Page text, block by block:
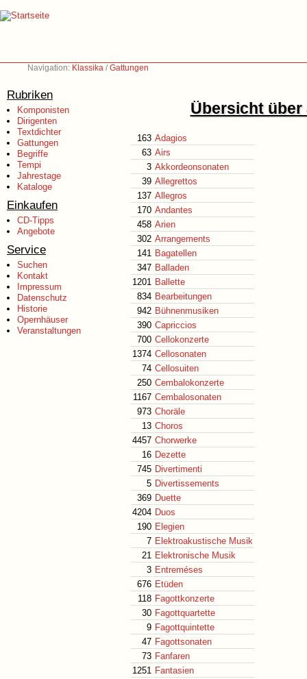
Navigation: Klassika /Gattungen
Rubriken
Komponisten
Dirigenten
Textdichter
Gattungen
Begriffe
Tempi
Jahrestage
Kataloge
Einkaufen
CD-Tipps
Angebote
Service
Suchen
Kontakt
Impressum
Datenschutz
Historie
Opernhäuser
Veranstaltungen
Übersicht
163 Adagios
63 Airs
3 Akkordeonsonaten
39 Allegrettos
137 Allegros
170 Andantes
458 Arien
302 Arrangements
141 Bagatellen
347 Balladen
1201 Ballette
834 Bearbeitungen
942 Bühnenmusiken
390 Capriccios
700 Cellokonzerte
1374 Cellosonaten
74 Cellosuiten
250 Cembalokonzerte
1167 Cembalosonaten
973 Choräle
13 Choros
4457 Chorwerke
16 Dezette
745 Divertimenti
5 Divertissements
369 Duette
4204 Duos
190 Elegien
7 Elektroakustische Musik
21 Elektronische Musik
3 Entreméses
676 Etüden
118 Fagottkonzerte
30 Fagottquartette
9 Fagottquintette
47 Fagottsonaten
73 Fanfaren
1251 Fantasien